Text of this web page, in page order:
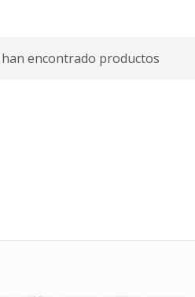
encontrado productos